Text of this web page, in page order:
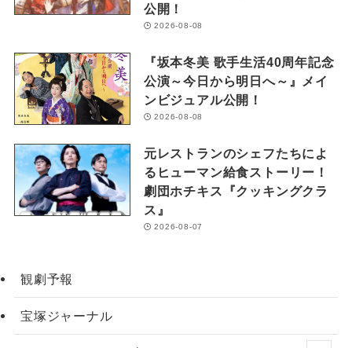
公開！
2026-08-08
『坂本冬美 歌手生活40周年記念
公演～今日から明日へ～』メイ
ンビジュアル公開！
2026-08-08
元レストランのシェフたちによ
るヒューマン給食ストーリー！
劇団ホチキス『クッキングクラ
ス』
2026-08-07
観劇予報
宝塚ジャーナル